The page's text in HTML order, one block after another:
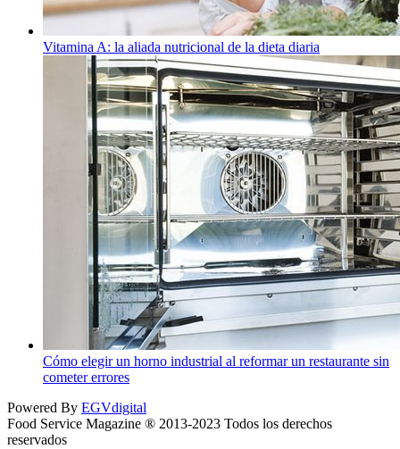
Vitamina A: la aliada nutricional de la dieta diaria
Cómo elegir un horno industrial al reformar un restaurante sin
cometer errores
Powered By EGVdigital
Food Service Magazine ® 2013-2023 Todos los derechos
reservados